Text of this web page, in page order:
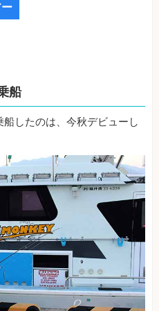
船
したのは、今秋デビューし